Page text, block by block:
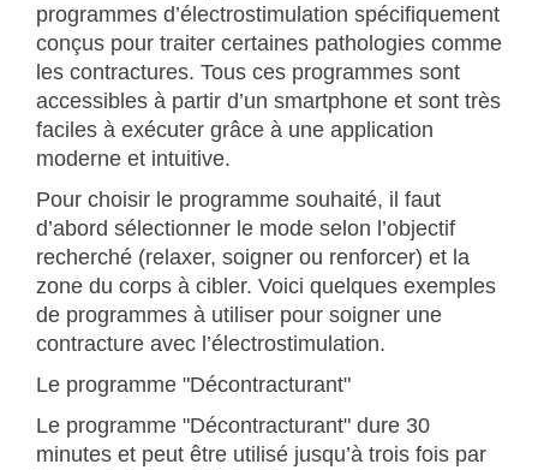
programmes d’électrostimulation spécifiquement
conçus pour traiter certaines pathologies comme
les contractures. Tous ces programmes sont
accessibles à partir d’un smartphone et sont très
faciles à exécuter grâce à une application
moderne et intuitive.
Pour choisir le programme souhaité, il faut
d’abord sélectionner le mode selon l’objectif
recherché (relaxer, soigner ou renforcer) et la
zone du corps à cibler. Voici quelques exemples
de programmes à utiliser pour soigner une
contracture avec l’électrostimulation.
Le programme "Décontracturant"
Le programme "Décontracturant" dure 30
minutes et peut être utilisé jusqu’à trois fois par